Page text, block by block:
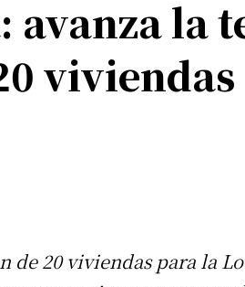
avanza la
viviendas
de 20 viviendas para la